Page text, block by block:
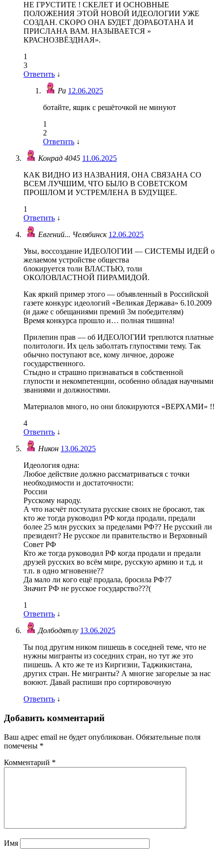
НЕ ГРУСТИТЕ ! СКЕЛЕТ И ОСНОВНЫЕ
ПОЛОЖЕНИЯ ЭТОЙ НОВОЙ ИДЕОЛОГИИ УЖЕ
СОЗДАН. СКОРО ОНА БУДЕТ ДОРАБОТАНА И
ПРИСЛАНА ВАМ. НАЗЫВАЕТСЯ »
КРАСНОЗВЁЗДНАЯ».
1
3
Ответить ↓
Ра 12.06.2025
ботайте, ящик с решёточкой не минуют
1
2
Ответить ↓
Конрад 4045 11.06.2025
КАК ВИДНО ИЗ НАЗВАНИЯ, ОНА СВЯЗАНА СО
ВСЕМ ЛУЧШИМ, ЧТО БЫЛО В СОВЕТСКОМ
ПРОШЛОМ И УСТРЕМЛЕНА В БУДУЩЕЕ.
1
Ответить ↓
Евгений... Челябинск 12.06.2025
Увы, воссоздание ИДЕОЛОГИИ — СИСТЕМЫ ИДЕЙ о
желаемом устройстве общества
блокируется толи ВЛАСТЬЮ, толи
ОКОЛОВЛАСТНОЙ ПИРАМИДОЙ.
Как яркий пример этого — объявленный в Российской
газете конкурс идеологий «Великая Держава» 6.10.2009
(и даже с обещаниями премий 3м победителям)
Время конкурса прошло и… полная тишина!
Прилепин прав — об ИДЕОЛОГИИ треплются платные
политологи. Их цель заболтать глупостями тему. Так
обычно поступают все, кому личное, дороже
государственного.
Стыдно и страшно признаваться в собственной
глупости и некомпетенции, особенно обладая научными
званиями и должностями.
Материалов много, но они блокируются «ВЕРХАМИ» !!
4
Ответить ↓
Никон 13.06.2025
Идеология одна:
Любое действие должно рассматриваться с точки
необходимости и достаточности:
России
Русскому народу.
А что насчёт постулата русские своих не бросают, так
кто же тогда руководил РФ когда продали, предали
более 25 млн русских за пределами РФ?? Не русский ли
президент? Не русское ли правительство и Верховный
Совет РФ
Кто же тогда руководил РФ когда продали и предали
друзей русских во всём мире, русскую армию и т.д. и
т.п. в одно мгновение??
Да мало ли кого ещё продала, бросила РФ?7
Значит РФ не русское государство???(
1
Ответить ↓
Долбодятлу 13.06.2025
Ты под другим ником пишешь в соседней теме, что не
нужны мигранты из соседних стран, но тут же это
пишешь. А кто же те из Киргизии, Таджикистана,
других стран. Не мигранты? А многие загорелые за нас
воюют. Давай распиши про сортировочную
Ответить ↓
Добавить комментарий
Ваш адрес email не будет опубликован. Обязательные поля
помечены *
Комментарий *
Имя